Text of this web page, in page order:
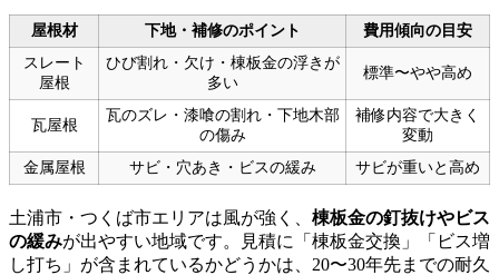
屋根材 下地・補修のポイント
費用傾向の目安
スレート
屋根
ひび割れ・欠け・棟板金の浮きが
多い
標準〜やや高め
瓦屋根
瓦のズレ・漆喰の割れ・下地木部
の傷み
補修内容で大きく
変動
金属屋根
サビ・穴あき・ビスの緩み サビが重いと高め
土浦市・つくば市エリアは風が強く、 棟板金の釘抜けやビス
の緩みが出やすい地域です。見積に「棟板金交換」「ビス増
し打ち」が含まれているかどうかは、20〜30年先までの耐久